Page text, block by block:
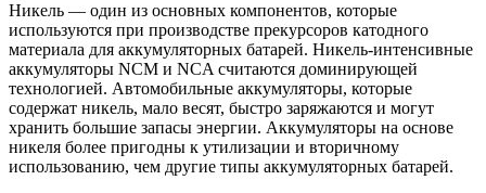
Никель — один из основных компонентов, которые
используются при производстве прекурсоров катодного
материала для аккумуляторных батарей. Никель-интенсивные
аккумуляторы NCM и NCA считаются доминирующей
технологией. Автомобильные аккумуляторы, которые
содержат никель, мало весят, быстро заряжаются и могут
хранить большие запасы энергии. Аккумуляторы на основе
никеля более пригодны к утилизации и вторичному
использованию, чем другие типы аккумуляторных батарей.